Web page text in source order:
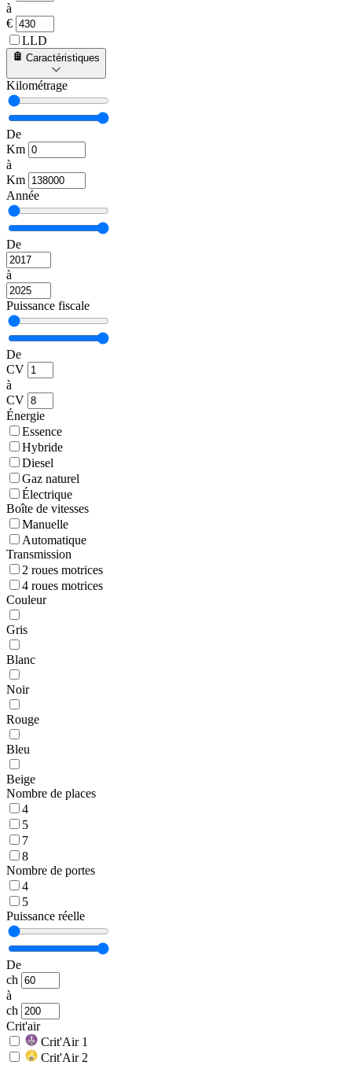
à
€
LLD
Caractéristiques
Kilométrage
De
Km
à
Km
Année
De
à
Puissance fiscale
De
CV
à
CV
Énergie
Essence
Hybride
Diesel
Gaz naturel
Électrique
Boîte de vitesses
Manuelle
Automatique
Transmission
2 roues motrices
4 roues motrices
Couleur
Gris
Blanc
Noir
Rouge
Bleu
Beige
Nombre de places
4
5
7
8
Nombre de portes
4
5
Puissance réelle
De
ch
à
ch
Crit'air
Crit'Air 1
Crit'Air 2